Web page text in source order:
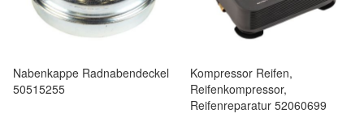
Nabenkappe Radnabendeckel
50515255
Kompressor Reifen,
Reifenkompressor,
Reifenreparatur 52060699